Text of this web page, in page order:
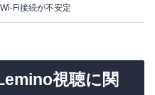
Wi-Fi接続が不安定
視聴に関